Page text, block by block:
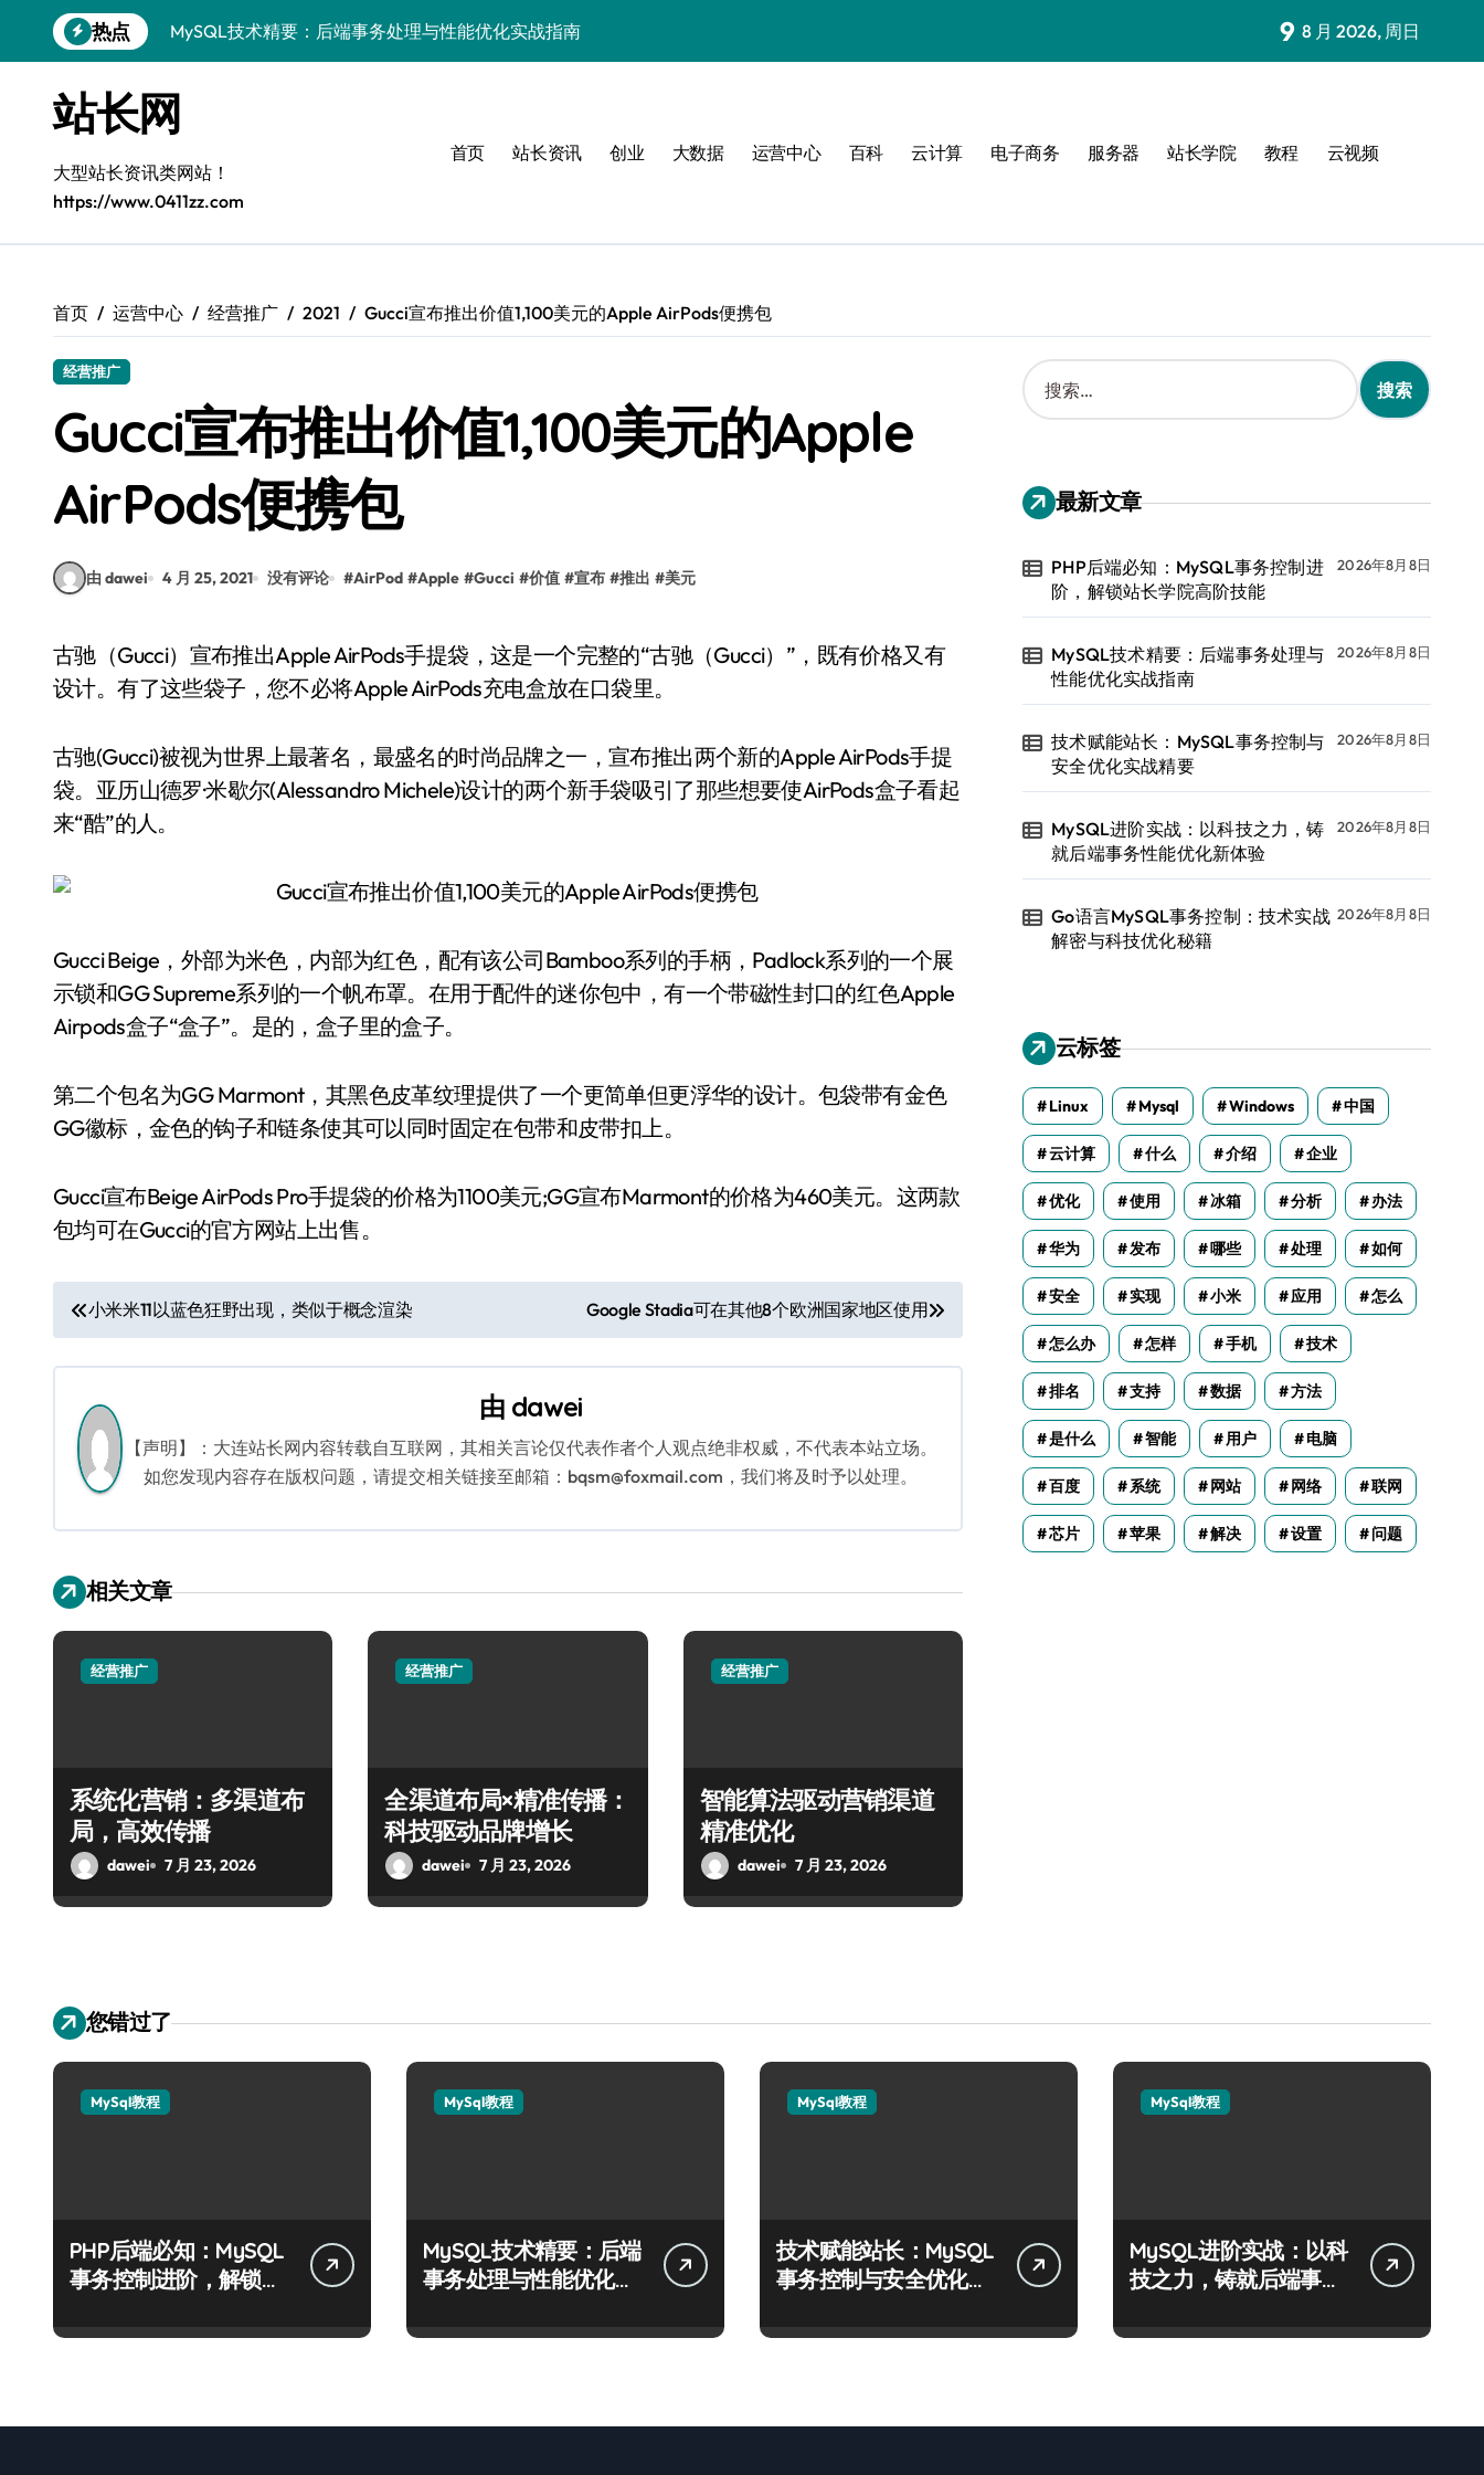
到
热点
技术赋能站长：MySQL事务控制与安全优化实战精要
MySQL进阶实战：以科技之力，铸就后端事务性能优化新体验
Go语言MySQL事务控制：技术实战解密与科技优化秘籍
零基础启航：站长学院带你玩转MySQL事务控制绝技！
MySQL事务控制精要：iOS后端技术实战解锁科技高效能
PHP后端必知：MySQL事务控制进阶，解锁站长学院高阶技能
9 8 月 2026, 周日
站长网
大型站长资讯类网站！
https://www.0411zz.com
首页 站长资讯 创业 大数据 运营中心 百科 云计算 电子商务 服务器 站长学院 教程 云视频
首页 运营中心 经营推广 2021 Gucci宣布推出价值1,100美元的Apple AirPods便携包
经营推广
Gucci宣布推出价值1,100美元的Apple
AirPods便携包
由 dawei 4 月 25, 2021 没有评论 #AirPod #Apple #Gucci #价值 #宣布 #推出 #美元
古驰（Gucci）宣布推出Apple AirPods手提袋，这是一个完整的“古驰（Gucci）”，既有价格又有
设计。有了这些袋子，您不必将Apple AirPods充电盒放在口袋里。
古驰(Gucci)被视为世界上最著名，最盛名的时尚品牌之一，宣布推出两个新的Apple AirPods手提
袋。亚历山德罗·米歇尔(Alessandro Michele)设计的两个新手袋吸引了那些想要使AirPods盒子看起
来“酷”的人。
Gucci Beige，外部为米色，内部为红色，配有该公司Bamboo系列的手柄，Padlock系列的一个展
示锁和GG Supreme系列的一个帆布罩。在用于配件的迷你包中，有一个带磁性封口的红色Apple
Airpods盒子“盒子”。是的，盒子里的盒子。
第二个包名为GG Marmont，其黑色皮革纹理提供了一个更简单但更浮华的设计。包袋带有金色
GG徽标，金色的钩子和链条使其可以同时固定在包带和皮带扣上。
Gucci宣布Beige AirPods Pro手提袋的价格为1100美元;GG宣布Marmont的价格为460美元。这两款
包均可在Gucci的官方网站上出售。
文
章
航
小米米11以蓝色狂野出现，类似于概念渲染 Google Stadia可在其他8个欧洲国家地区使用
由 dawei
【声明】：大连站长网内容转载自互联网，其相关言论仅代表作者个人观点绝非权威，不代表本站立场。
如您发现内容存在版权问题，请提交相关链接至邮箱：bqsm@foxmail.com，我们将及时予以处理。
相关文章
经营推广
系统化营销：多渠道布
局，高效传播
dawei 7 月 23, 2026
经营推广
全渠道布局×精准传播：
科技驱动品牌增长
dawei 7 月 23, 2026
经营推广
智能算法驱动营销渠道
精准优化
dawei 7 月 23, 2026
搜
索
：
最新文章
PHP后端必知：MySQL事务控制进
阶，解锁站长学院高阶技能
2026年8月8日
MySQL技术精要：后端事务处理与
性能优化实战指南
2026年8月8日
技术赋能站长：MySQL事务控制与
安全优化实战精要
2026年8月8日
MySQL进阶实战：以科技之力，铸
就后端事务性能优化新体验
2026年8月8日
Go语言MySQL事务控制：技术实战
解密与科技优化秘籍
2026年8月8日
云标签
Linux Mysql Windows 中国
云计算 什么 介绍 企业
优化 使用 冰箱 分析 办法
华为 发布 哪些 处理 如何
安全 实现 小米 应用 怎么
怎么办 怎样 手机 技术
排名 支持 数据 方法
是什么 智能 用户 电脑
百度 系统 网站 网络 联网
芯片 苹果 解决 设置 问题
您错过了
MySql教程
PHP后端必知：MySQL
事务控制进阶，解锁站
MySql教程
MySQL技术精要：后端
事务处理与性能优化实
MySql教程
技术赋能站长：MySQL
事务控制与安全优化实
MySql教程
MySQL进阶实战：以科
技之力，铸就后端事务